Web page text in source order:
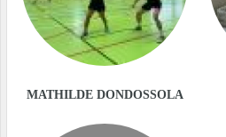
MATHILDE DONDOSSOLA